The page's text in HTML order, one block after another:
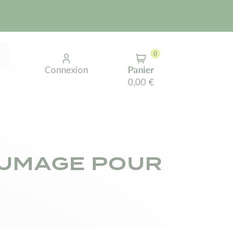
Connexion
Panier
0,00 €
0
POUR